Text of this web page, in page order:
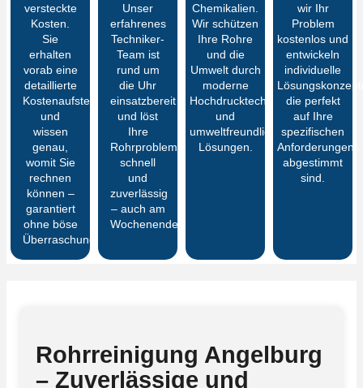
versteckte
Kosten.
Sie
erhalten
vorab eine
detaillierte
Kostenaufstellung
und
wissen
genau,
womit Sie
rechnen
können –
garantiert
ohne böse
Überraschungen
Unser
erfahrenes
Techniker-
Team ist
rund um
die Uhr
einsatzbereit
und löst
Ihre
Rohrprobleme
schnell
und
zuverlässig
– auch am
Wochenende.
Chemikalien.
Wir schützen
Ihre Rohre
und die
Umwelt durch
moderne
Hochdrucktechnik
und
umweltfreundliche
Lösungen.
wir Ihr
Problem
kostenlos und
entwickeln
individuelle
die perfekt
auf Ihre
spezifischen
Anforderungen
abgestimmt
sind.
Rohrreinigung Angelburg
– Zuverlässige und